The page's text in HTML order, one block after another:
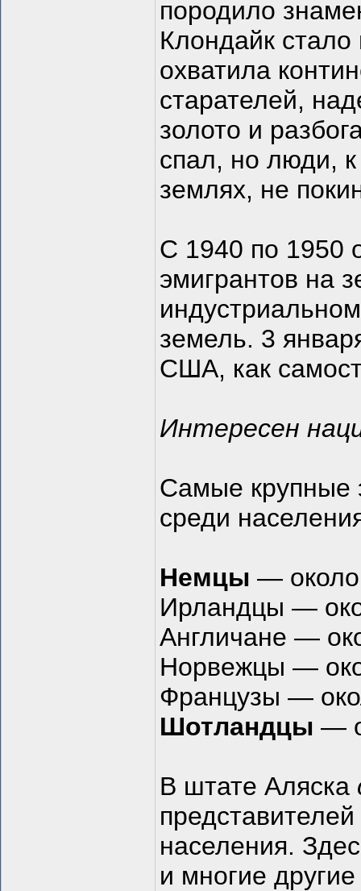
породило
Клондайк
охватила
старателей,
золото и
спал, но люди,
землях, не
С 1940 по 1950
эмигрантов на
земель. 3
США, как
Интересен
Самые крупные
среди
Немцы —
Ирландцы —
Англичане —
Норвежцы —
Французы —
Шотландцы —
В штате Аляска
представителей
населения.
и многие